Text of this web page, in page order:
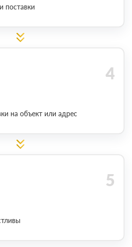
поставки
на объект или адрес